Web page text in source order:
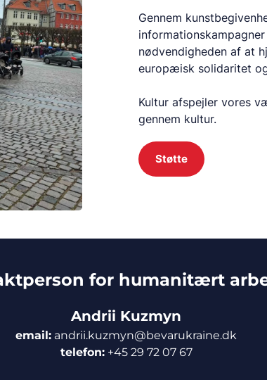
Gennem
nødvendigheden af at
europæisk solidaritet
Kultur afspejler vores
gennem kultur.
Støtte
for humanitært
Andrii Kuzmyn
email: andrii.kuzmyn@bevarukraine.dk
telefon:+45 29 72 07 67